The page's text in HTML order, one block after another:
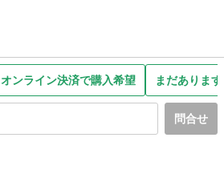
オンライン決済で購入希望 まだありま
問合せ